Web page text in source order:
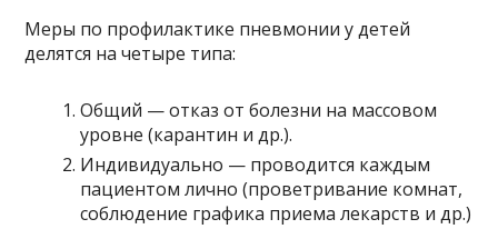
Меры по профилактике пневмонии у детей
делятся на четыре типа:
Общий — отказ от болезни на массовом
уровне (карантин и др.).
Индивидуально — проводится каждым
пациентом лично (проветривание комнат,
соблюдение графика приема лекарств и др.)